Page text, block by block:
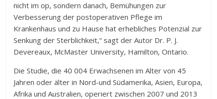
nicht im op, sondern danach, Bemühungen zur
Verbesserung der postoperativen Pflege im
Krankenhaus und zu Hause hat erhebliches Potenzial zur
Senkung der Sterblichkeit,“ sagt der Autor Dr. P. J.
Devereaux, McMaster University, Hamilton, Ontario.
Die Studie, die 40 004 Erwachsenen im Alter von 45
Jahren oder älter in Nord-und Südamerika, Asien, Europa,
Afrika und Australien, operiert zwischen 2007 und 2013